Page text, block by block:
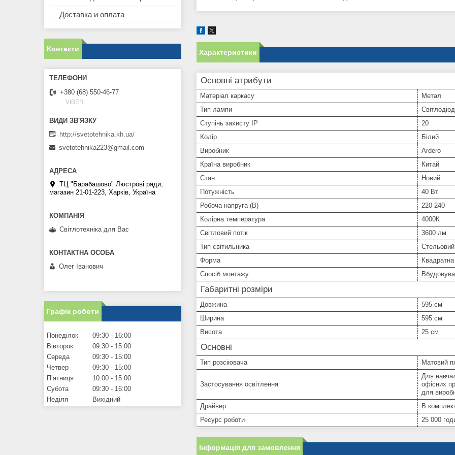
Характеристики
Основні атрибути
Матеріал каркасу
Метал
Тип лампи
Ступінь захисту IP
20
Колір
Білий
Виробник
Ardero
Країна виробник
Китай
Стан
Новий
Потужність
40 Вт
Робоча напруга (В)
220-240
Колірна температура
4000К
Світловий потік
3600 лм
Тип світильника
Стельовий
Форма
Квадратна
Спосіб монтажу
Габаритні розміри
Довжина
595 см
Ширина
595 см
Висота
25 см
Основні
Тип розсіювача Матовий
Застосування освітлення
Для
офісних
для
Драйвер
В
Ресурс роботи
25 000
Інформація для замовлення
Доставка и оплата
Контакти
+380 (68) 550-46-77
VIBER
http://svetotehnika.kh.ua/
svetotehnika223@gmail.com
ТЦ "Барабашово" Люстрові ряди,
магазин 21-01-223, Харків, Україна
Світлотехніка для Вас
Олег Іванович
Графік роботи
Понеділок 09:30
16:00
Вівторок
09:30
15:00
Середа
09:30
15:00
Четвер
09:30
15:00
Пʼятниця
10:00
15:00
Субота
09:30
16:00
Неділя
Вихідний